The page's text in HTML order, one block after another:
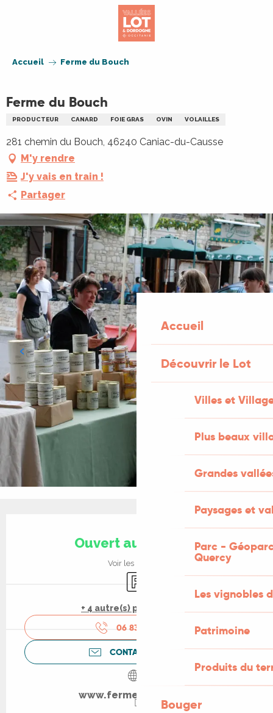
Accueil
Découvrir le Lot
Villes et
Plus beaux
Grandes
Paysages et
Parc -
Quercy
Les vignobles
Patrimoine
Produits du
Bouger
Accueil Ferme du Bouch
Ferme du Bouch
PRODUCTEUR CANARD FOIE GRAS OVIN VOLAILLES
281 chemin du Bouch, 46240 Caniac-du-Causse
M'y rendre
J'y vais en train !
Partager
Ouverture et coordonnées
Ouvert aujourd'hui
Voir les horaires
Parking
+ 4 autre(s) prestation(s)
06 83 51 93
CONTACTEZ-NOUS
www.fermedubouch.fr